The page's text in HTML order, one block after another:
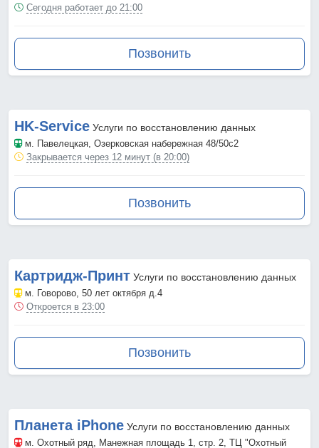
Сегодня работает до 21:00
Позвонить
HK-Service Услуги по восстановлению данных
м. Павелецкая, Озерковская набережная 48/50с2
Закрывается через 12 минут (в 20:00)
Позвонить
Картридж-Принт Услуги по восстановлению данных
м. Говорово, 50 лет октября д.4
Откроется в 23:00
Позвонить
Планета iPhone Услуги по восстановлению данных
м. Охотный ряд, Манежная площадь 1, стр. 2, ТЦ "Охотный